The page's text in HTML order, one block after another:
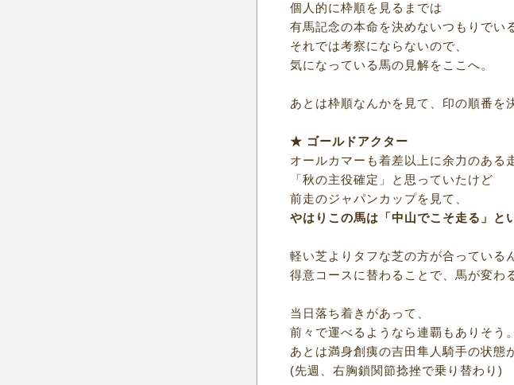
個人的に枠順を見るまでは
有馬記念の本命を決めないつもりでい
それでは考察にならないので、
気になっている馬の見解をここへ。
あとは枠順なんかを見て、印の順番を
★ ゴールドアクター
オールカマーも着差以上に余力のある
「秋の主役確定」と思っていたけど
前走のジャパンカップを見て、
やはりこの馬は「中山でこそ走る」と
軽い芝よりタフな芝の方が合っている
得意コースに替わることで、馬が変わ
当日落ち着きがあって、
前々で運べるようなら連覇もありそう。
あとは満身創痍の吉田隼人騎手の状態
(先週、右胸鎖関節捻挫で乗り替わり)